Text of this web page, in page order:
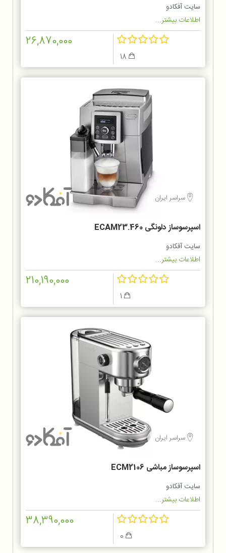
سایت آفکادو
اطلاعات بیشتر...
26,870,000
سراسر ایران
اسپرسوساز دلونگی ECAM23.460
سایت آفکادو
اطلاعات بیشتر...
210,190,000
سراسر ایران
اسپرسوساز مباشی ECM2106
سایت آفکادو
اطلاعات بیشتر...
38,390,000